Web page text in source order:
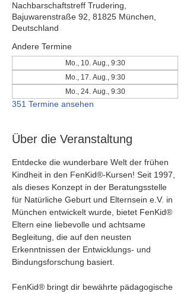
Nachbarschaftstreff Trudering,
Bajuwarenstraße 92, 81825 München,
Deutschland
Andere Termine
Mo., 10. Aug., 9:30
Mo., 17. Aug., 9:30
Mo., 24. Aug., 9:30
351 Termine ansehen
Über die Veranstaltung
Entdecke die wunderbare Welt der frühen
Kindheit in den FenKid®-Kursen! Seit 1997,
als dieses Konzept in der Beratungsstelle
für Natürliche Geburt und Elternsein e.V. in
München entwickelt wurde, bietet FenKid®
Eltern eine liebevolle und achtsame
Begleitung, die auf den neusten
Erkenntnissen der Entwicklungs- und
Bindungsforschung basiert.
FenKid® bringt dir bewährte pädagogische